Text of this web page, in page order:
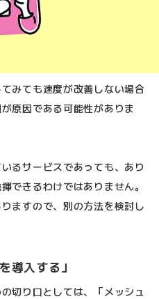
みても速度が改善しない場合
原因である可能性がありま
るサービスであっても、あり
できるわけではありません。
ますので、別の方法を検討し
導入する」
切り口としては、「メッシュ